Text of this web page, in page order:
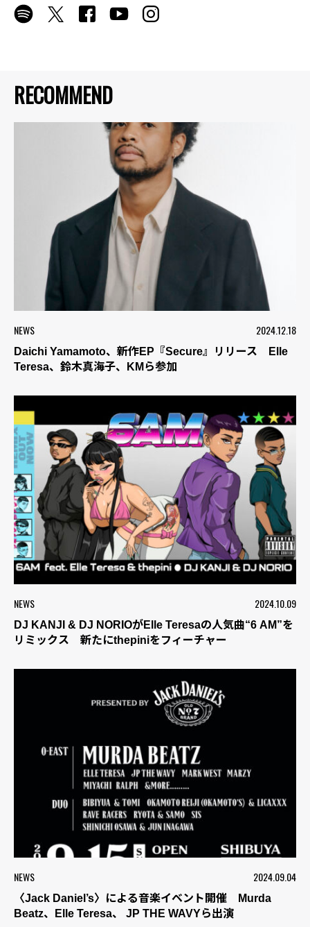
RECOMMEND
NEWS 2024.12.18
Daichi Yamamoto、新作EP『Secure』リリース Elle
Teresa、鈴木真海子、KMら参加
NEWS 2024.10.09
DJ KANJI & DJ NORIOがElle Teresaの人気曲“6 AM”を
リミックス 新たにthepiniをフィーチャー
NEWS 2024.09.04
〈Jack Daniel’s〉による音楽イベント開催 Murda
Beatz、Elle Teresa、 JP THE WAVYら出演